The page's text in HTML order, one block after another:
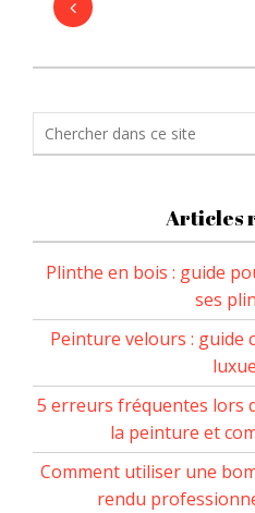
Articles
Plinthe en bois : guide
ses
Peinture velours : guide
5 erreurs fréquentes lors
la peinture et
Comment utiliser une
rendu